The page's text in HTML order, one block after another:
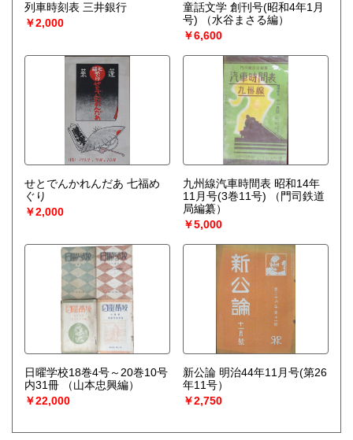
列車時刻表 三井銀行
￥2,000
童話文学 創刊号(昭和4年1月
号)
（水谷まさる編）
￥6,600
せとでんかれんだあ 七福め
ぐり
￥2,000
九州線汽車時間表 昭和14年
11月号(3巻11号)
（門司鉄道
局編纂）
￥5,000
日曜学校18巻4号～20巻10号
内31冊
（山本忠興編）
￥22,000
新公論 明治44年11月号(第26
年11号）
￥2,750